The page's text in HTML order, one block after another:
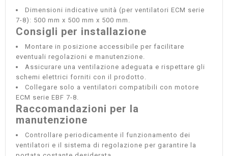
Dimensioni indicative unità (per ventilatori ECM serie
7-8): 500 mm x 500 mm x 500 mm.
Consigli per installazione
Montare in posizione accessibile per facilitare
eventuali regolazioni e manutenzione.
Assicurare una ventilazione adeguata e rispettare gli
schemi elettrici forniti con il prodotto.
Collegare solo a ventilatori compatibili con motore
ECM serie EBF 7-8.
Raccomandazioni per la
manutenzione
Controllare periodicamente il funzionamento dei
ventilatori e il sistema di regolazione per garantire la